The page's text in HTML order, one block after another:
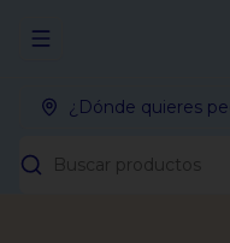
Abrir menu de
¿Dónde quieres
Buscar productos